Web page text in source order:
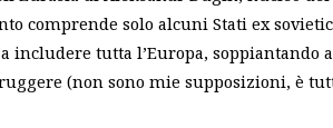
comprende solo alcuni Stati ex
tutta l’Europa, soppiantando
(non sono mie supposizioni, è